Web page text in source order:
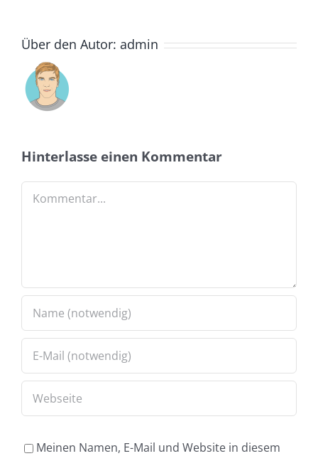
Über den Autor: admin
Hinterlasse einen Kommentar
Kommentar
Meinen Namen, E-Mail und Website in diesem